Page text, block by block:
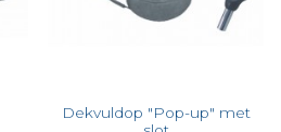
Dekvuldop "Pop-up" met